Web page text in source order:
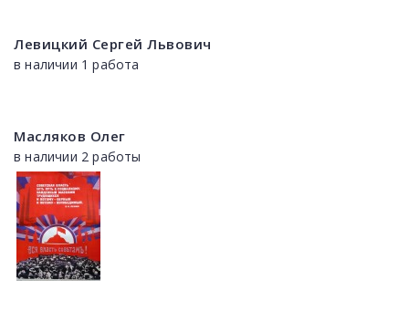
Левицкий Сергей Львович
в наличии 1 работа
Масляков Олег
в наличии 2 работы